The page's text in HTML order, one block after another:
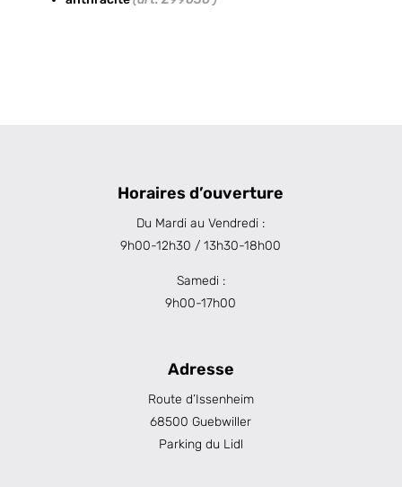
Horaires d’ouverture
Du Mardi au Vendredi :
9h00-12h30 / 13h30-18h00
Samedi :
9h00-17h00
Adresse
Route d’Issenheim
68500 Guebwiller
Parking du Lidl